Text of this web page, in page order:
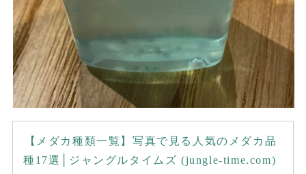
【メダカ種類一覧】写真で見る人気のメダカ品
種17選│ジャングルタイムズ (jungle-time.com)